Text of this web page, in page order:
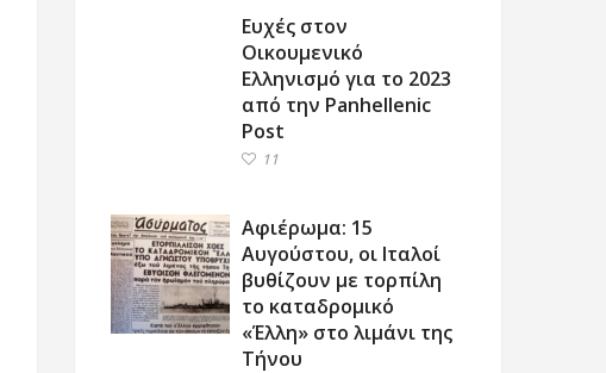
Ευχές στον
Οικουμενικό
Ελληνισμό για το 2023
από την Panhellenic
Post
11
Αφιέρωμα: 15
Αυγούστου, οι Ιταλοί
βυθίζουν με τορπίλη
το καταδρομικό
«Έλλη» στο λιμάνι της
Τήνου